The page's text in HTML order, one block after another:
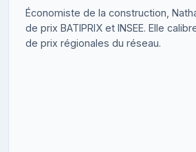
Économiste de la construction,
de prix BATIPRIX et INSEE. Elle
de prix régionales du réseau.